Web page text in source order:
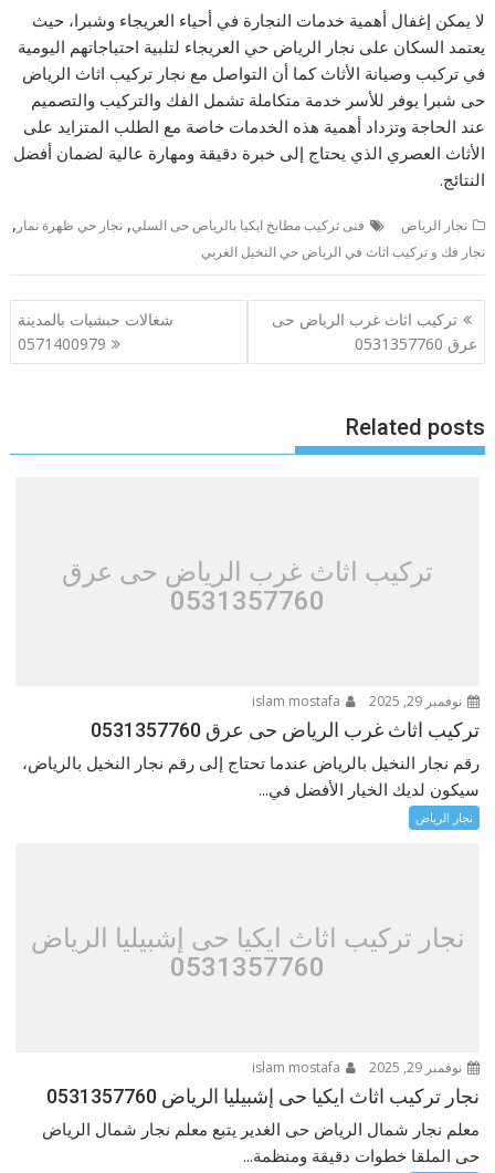
لا يمكن إغفال أهمية خدمات النجارة في أحياء العريجاء وشبرا، حيث
يعتمد السكان على نجار الرياض حي العريجاء لتلبية احتياجاتهم اليومية
في تركيب وصيانة الأثاث كما أن التواصل مع نجار تركيب اثاث الرياض
حى شبرا يوفر للأسر خدمة متكاملة تشمل الفك والتركيب والتصميم
عند الحاجة وتزداد أهمية هذه الخدمات خاصة مع الطلب المتزايد على
الأثاث العصري الذي يحتاج إلى خبرة دقيقة ومهارة عالية لضمان أفضل
النتائج.
نجار الرياض فنى تركيب مطابخ ايكيا بالرياض حى السلي,نجار حي ظهرة نمار ,
نجار فك و تركيب اثاث في الرياض حي النخيل الغربي
تصفّح
المقالات
تركيب اثاث غرب الرياض حى
عرق 0531357760
شغالات حبشيات بالمدينة
0571400979
Related posts
تركيب اثاث غرب الرياض حى عرق
0531357760
نوفمبر 29, 2025
تركيب اثاث غرب الرياض حى عرق 0531357760
رقم نجار النخيل بالرياض عندما تحتاج إلى رقم نجار النخيل بالرياض،
سيكون لديك الخيار الأفضل في...
نجار الرياض
نجار تركيب اثاث ايكيا حى إشبيليا الرياض
0531357760
نوفمبر 29, 2025
نجار تركيب اثاث ايكيا حى إشبيليا الرياض 0531357760
معلم نجار شمال الرياض حى الغدير يتبع معلم نجار شمال الرياض
حى الملقا خطوات دقيقة ومنظمة...